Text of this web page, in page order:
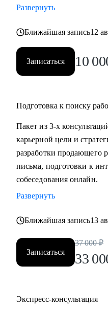
мотивацию и сильные
презентовать свой опыт и
• Научу проводить
зарплаты как внутри
• Покажу точки роста,
программам обучения и
Кому могу помочь:
• ИТ-специалистам всех
руководителей
(Разработчики, аналитики,
product менеджеры, СTO,
финансов,
логистики, HR,
• Тем, кто готов выйти на
заинтересован в
стороны и выработать
Развернуть
Ближайшая запись12
Записаться 10
Подготовка к поиску
Пакет из 3-х
карьерной цели и
разработки продающего
письма, подготовки к
собеседования онлайн.
Развернуть
Ближайшая запись13
Записаться
37 000 ₽
33
Экспресс-консультация